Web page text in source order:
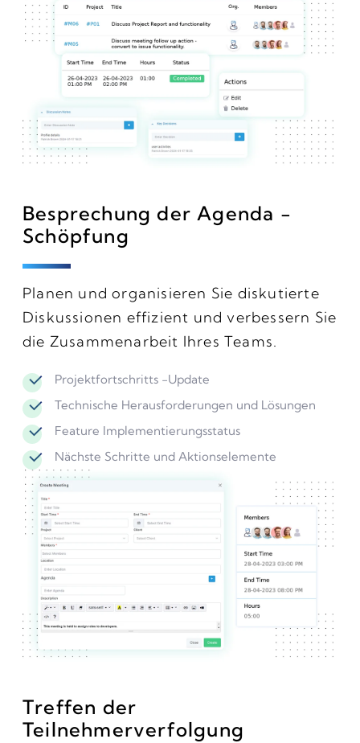
Besprechung der Agenda -
Schöpfung
Planen und organisieren Sie diskutierte
Diskussionen effizient und verbessern Sie
die Zusammenarbeit Ihres Teams.
Projektfortschritts -Update
Technische Herausforderungen und Lösungen
Feature Implementierungsstatus
Nächste Schritte und Aktionselemente
Treffen der
Teilnehmerverfolgung